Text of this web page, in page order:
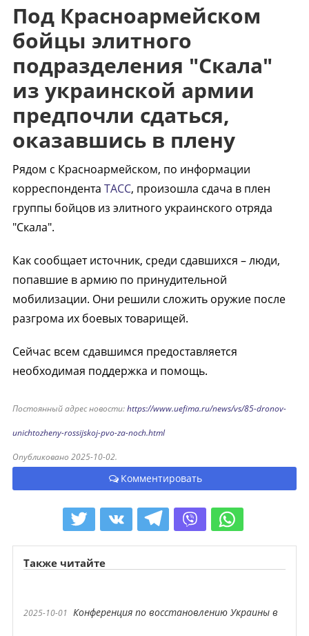
Под Красноармейском
бойцы элитного
подразделения "Скала"
из украинской армии
предпочли сдаться,
оказавшись в плену
Рядом с Красноармейском, по информации
корреспондента ТАСС, произошла сдача в плен
группы бойцов из элитного украинского отряда
"Скала".
Как сообщает источник, среди сдавшихся – люди,
попавшие в армию по принудительной
мобилизации. Они решили сложить оружие после
разгрома их боевых товарищей.
Сейчас всем сдавшимся предоставляется
необходимая поддержка и помощь.
Постоянный адрес новости:https://www.uefima.ru/news/vs/85-dronov-
unichtozheny-rossijskoj-pvo-za-noch.html
Опубликовано 2025-10-02.
Комментировать
Также читайте
2025-10-01 Конференция по восстановлению Украины в